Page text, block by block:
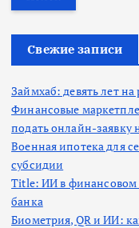
т
Свежие записи
Займхаб: девять лет
Финансовые
подать онлайн-заявку
Военная ипотека для
субсидии
Title: ИИ в финансовом
банка
Биометрия, QR и ИИ: